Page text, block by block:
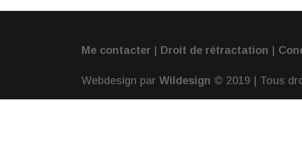
Me contacter Droit de rétractation
Webdesign parWildesign © 2019 | Tous